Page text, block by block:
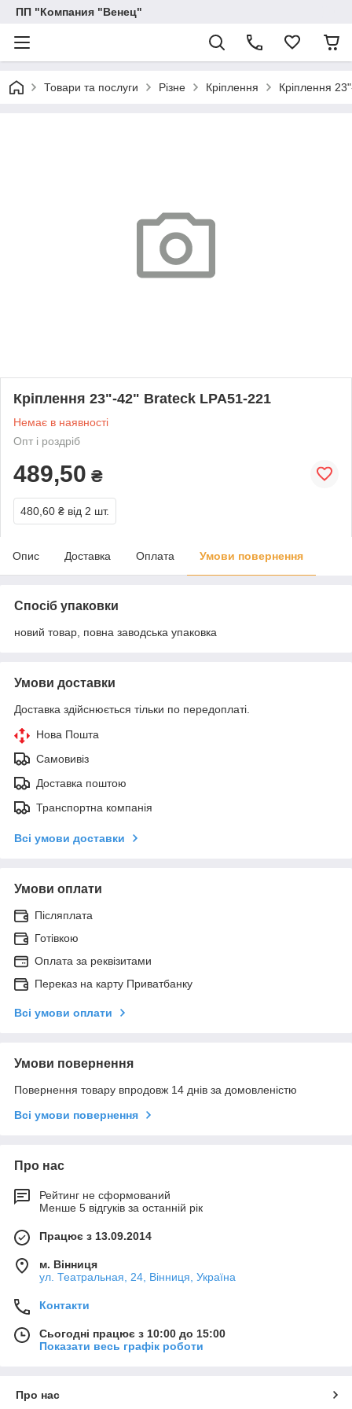
ПП "Компания "Венец"
Товари та послуги Різне Кріплення Кріплення
Кріплення 23"-42" Brateck LPA51-221
Немає в наявності
Опт і роздріб
489,50 ₴
480,60 ₴ від 2 шт.
Опис Доставка Оплата Умови повернення
Спосіб упаковки
новий товар, повна заводська упаковка
Умови доставки
Доставка здійснюється тільки по передоплаті.
Нова Пошта
Самовивіз
Доставка поштою
Транспортна компанія
Всі умови доставки
Умови оплати
Післяплата
Готівкою
Оплата за реквізитами
Переказ на карту Приватбанку
Всі умови оплати
Умови повернення
Повернення товару впродовж 14 днів за домовленістю
Всі умови повернення
Про нас
Рейтинг не сформований
Менше 5 відгуків за останній рік
Працює з 13.09.2014
м. Вінниця
ул. Театральная, 24, Вінниця, Україна
Контакти
Сьогодні працює з 10:00 до 15:00
Показати весь графік роботи
Про нас